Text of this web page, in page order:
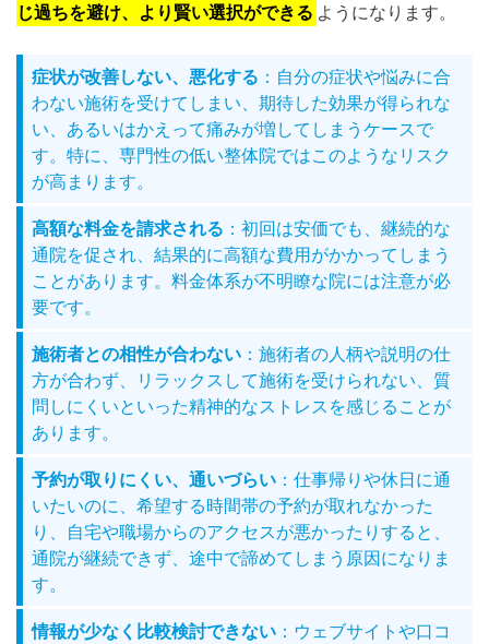
じ過ちを避け、より賢い選択ができる ようになります。
症状が改善しない、悪化する ：自分の症状や悩みに合
わない施術を受けてしまい、期待した効果が得られな
い、あるいはかえって痛みが増してしまうケースで
す。特に、専門性の低い整体院ではこのようなリスク
が高まります。
高額な料金を請求される ：初回は安価でも、継続的な
通院を促され、結果的に高額な費用がかかってしまう
ことがあります。料金体系が不明瞭な院には注意が必
要です。
施術者との相性が合わない ：施術者の人柄や説明の仕
方が合わず、リラックスして施術を受けられない、質
問しにくいといった精神的なストレスを感じることが
あります。
予約が取りにくい、通いづらい ：仕事帰りや休日に通
いたいのに、希望する時間帯の予約が取れなかった
り、自宅や職場からのアクセスが悪かったりすると、
通院が継続できず、途中で諦めてしまう原因になりま
す。
情報が少なく比較検討できない ：ウェブサイトや口コ